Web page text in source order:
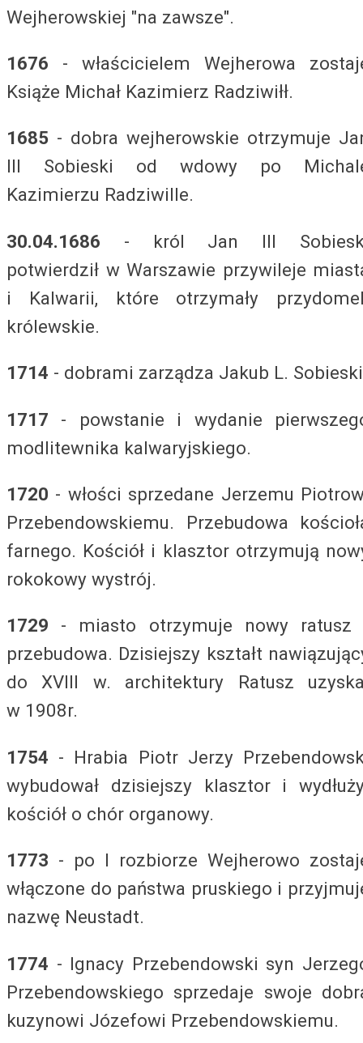
Wejherowskiej "na zawsze".
1676 - właścicielem Wejherowa
Książe Michał Kazimierz Radziwiłł.
1685 - dobra wejherowskie otrzymuje
III Sobieski od wdowy po
Kazimierzu Radziwille.
30.04.1686 - król Jan III
potwierdził w Warszawie przywileje
i Kalwarii, które otrzymały
królewskie.
1714 - dobrami zarządza Jakub L.
1717 - powstanie i wydanie
modlitewnika kalwaryjskiego.
1720 - włości sprzedane Jerzemu
Przebendowskiemu. Przebudowa
farnego. Kościół i klasztor otrzymują
rokokowy wystrój.
1729 - miasto otrzymuje nowy ratusz
przebudowa. Dzisiejszy kształt
do XVIII w. architektury Ratusz
w 1908r.
1754 - Hrabia Piotr Jerzy
wybudował dzisiejszy klasztor i
kościół o chór organowy.
1773 - po I rozbiorze Wejherowo
włączone do państwa pruskiego i
nazwę Neustadt.
1774 - Ignacy Przebendowski syn
Przebendowskiego sprzedaje swoje
kuzynowi Józefowi Przebendowskiemu.